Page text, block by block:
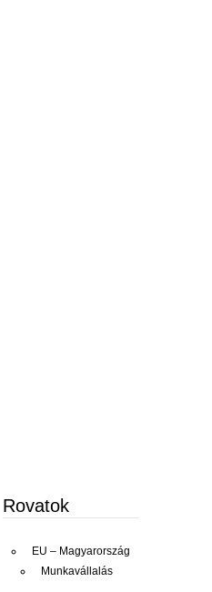
Rovatok
EU – Magyarország
Munkavállalás